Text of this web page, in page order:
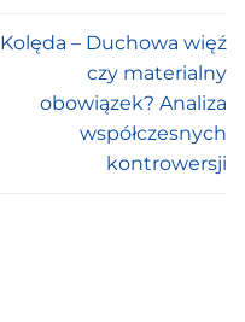
Kolęda – Duchowa więź
czy materialny
obowiązek? Analiza
współczesnych
kontrowersji